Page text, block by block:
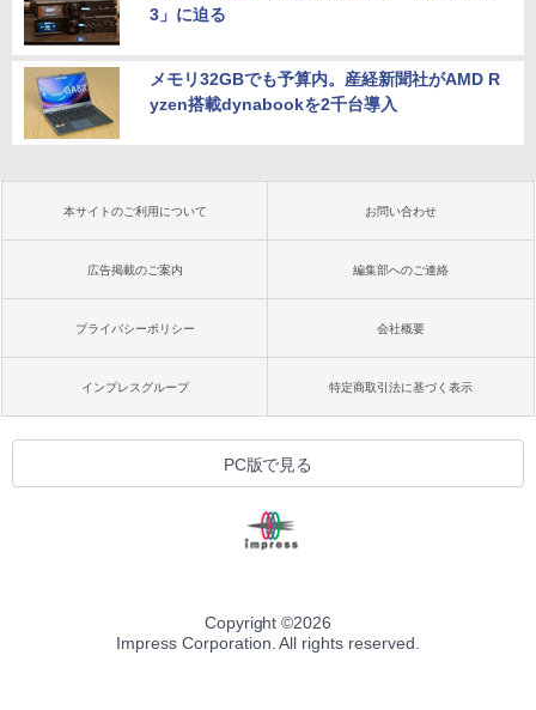
3」に迫る
メモリ32GBでも予算内。産経新聞社がAMD R
yzen搭載dynabookを2千台導入
本サイトのご利用について お問い合わせ
広告掲載のご案内 編集部へのご連絡
プライバシーポリシー 会社概要
インプレスグループ 特定商取引法に基づく表示
PC版で見る
Copyright ©2026
Impress Corporation. All rights reserved.